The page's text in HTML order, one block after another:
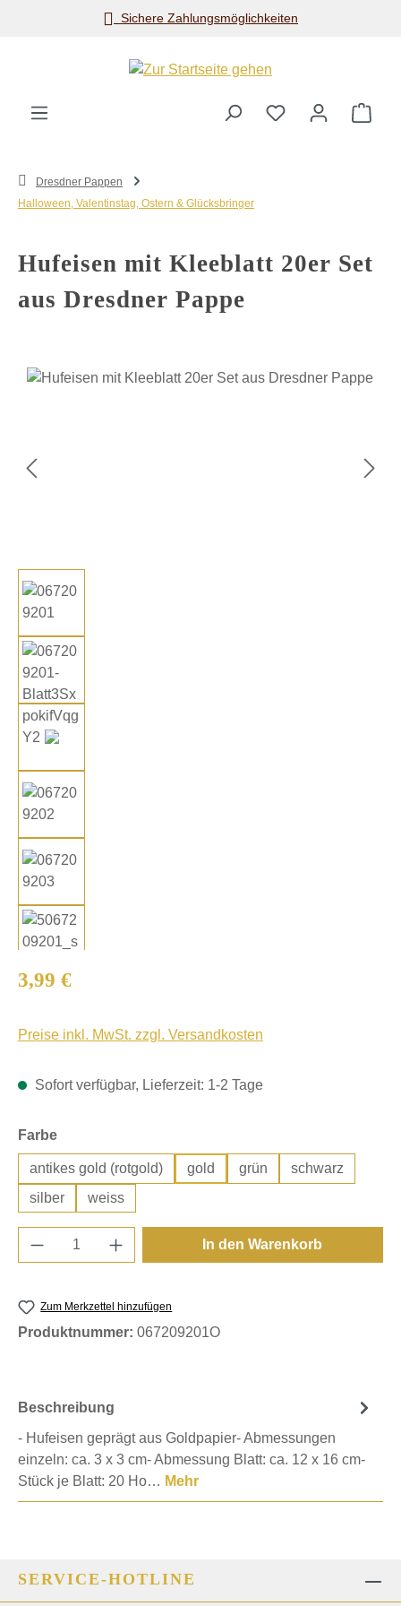
Zum Hauptinhalt springenSichere Zahlungsmöglichkeiten
Dresdner Pappen
Halloween, Valentinstag, Ostern & Glücksbringer
Hufeisen mit Kleeblatt 20er Set
aus Dresdner Pappe
Bildergalerie überspringen
Regulärer Preis:
3,99 €
Preise inkl. MwSt. zzgl. Versandkosten
Sofort verfügbar, Lieferzeit: 1-2 Tage
Farbeauswählen
antikes gold (rotgold) gold grün
schwarz
silber
weiss
Produkt Anzahl: Gib den gewünschten
In den Warenkorb
Zum Merkzettel hinzufügen
Produktnummer: 067209201O
Beschreibung
- Hufeisen geprägt aus Goldpapier- Abmessungen
einzeln: ca. 3 x 3 cm- Abmessung Blatt: ca. 12 x 16 cm-
Stück je Blatt: 20 Ho… Mehr
SERVICE-HOTLINE